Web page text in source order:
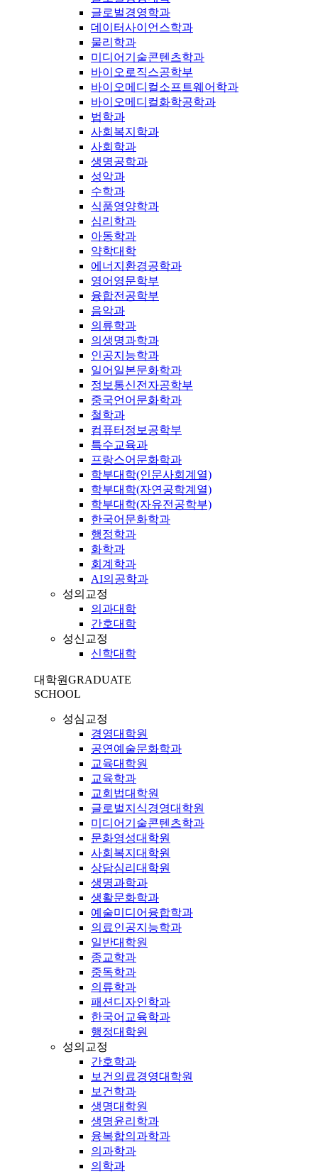
글로벌경영학과
데이터사이언스학과
물리학과
미디어기술콘텐츠학과
바이오로직스공학부
바이오메디컬소프트웨어학과
바이오메디컬화학공학과
법학과
사회복지학과
사회학과
생명공학과
성악과
수학과
식품영양학과
심리학과
아동학과
약학대학
에너지환경공학과
영어영문학부
융합전공학부
음악과
의류학과
의생명과학과
인공지능학과
일어일본문화학과
정보통신전자공학부
중국언어문화학과
철학과
컴퓨터정보공학부
특수교육과
프랑스어문화학과
학부대학(인문사회계열)
학부대학(자연공학계열)
학부대학(자유전공학부)
한국어문화학과
행정학과
화학과
회계학과
AI의공학과
성의교정
의과대학
간호대학
성신교정
신학대학
대학원GRADUATE
SCHOOL
성심교정
경영대학원
공연예술문화학과
교육대학원
교육학과
교회법대학원
글로벌지식경영대학원
미디어기술콘텐츠학과
문화영성대학원
사회복지대학원
상담심리대학원
생명과학과
생활문화학과
예술미디어융합학과
의료인공지능학과
일반대학원
종교학과
중독학과
의류학과
패션디자인학과
한국어교육학과
행정대학원
성의교정
간호학과
보건의료경영대학원
보건학과
생명대학원
생명윤리학과
융복합의과학과
의과학과
의학과